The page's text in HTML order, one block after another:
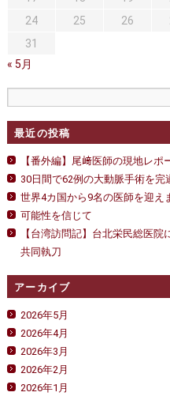
コ
ー
24
25 26
31
« 5月
最近の投稿
【番外編】尾﨑医師の現地レ
30日間で62例の大動脈手術を完
世界4カ国から9名の医師を迎え
可能性を信じて
【台湾訪問記】台北栄民総医
共同執刀
アーカイブ
2026年5月
2026年4月
2026年3月
2026年2月
2026年1月